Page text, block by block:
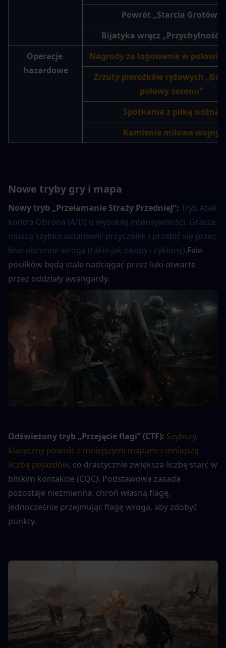
Powrót „Starcia Grotów”
Bijatyka wręcz „Przychylność
Operacje
hazardowe
Nagrody za logowanie w połowie
Zrzuty pierożków ryżowych
połowy sezonu”
Spotkania z piłką nożną
Kamienie milowe wojny
Nowe tryby gry i mapa
Nowy tryb „Przełamanie Straży Przedniej”: Tryb Atak
kontra Obrona (A/D) o wysokiej intensywności. Gracze
muszą szybko ustanowić przyczółek i przebić się przez
linie obronne wroga (takie jak okopy i cyklony).Fale
posiłków będą stale nadciągać przez luki otwarte
przez oddziały awangardy.
Odświeżony tryb „Przejęcie flagi” (CTF): Szybszy,
klasyczny powrót z mniejszymi mapami i mniejszą
liczbą pojazdów, co drastycznie zwiększa liczbę starć w
bliskim kontakcie (CQC). Podstawowa zasada
pozostaje niezmienna: chroń własną flagę,
jednocześnie przejmując flagę wroga, aby zdobyć
punkty.